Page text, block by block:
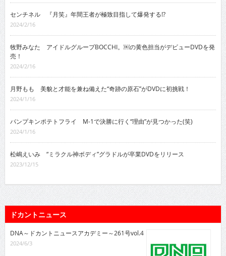
センチネル 『月笑』年間王者が極致目指して爆発する!?
2024/2/16
牧野みなた アイドルグループBOCCHI。￼の黄色担当がデビューDVDを発
売！
2024/2/16
月野もも 美貌と才能を兼ね備えた“奇跡の原石”がDVDに初挑戦！
2024/1/16
パンプキンポテトフライ M-1で決勝に行く“理由”が見つかった(笑)
2024/1/16
松嶋えいみ “ミラクル神ボディ”グラドルが卒業DVDをリリース
2023/12/15
ドカントニュース
DNA～ドカントニュースアカデミー～261号vol.4
2024/6/3